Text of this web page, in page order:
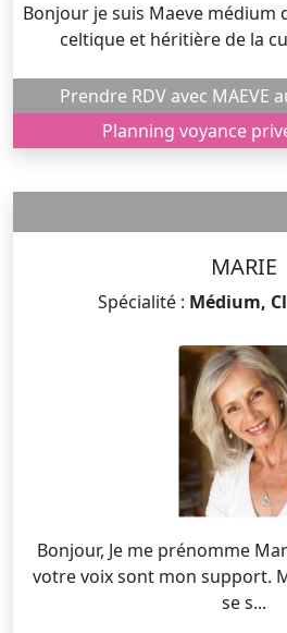
Bonjour je suis Maeve médium
celtique et héritière de la
Planning voyance
MARIE
Spécialité : Médium,
Bonjour, Je me prénomme Marie. Les vibrations de
votre voix sont mon support.
se s...